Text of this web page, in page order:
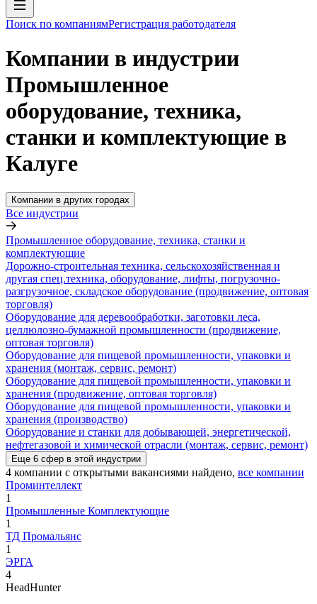
Поиск по компаниямРегистрация работодателя
Компании в индустрии
Промышленное
оборудование, техника,
станки и комплектующие в
Калуге
Компании в других городах
Все индустрии
Промышленное оборудование, техника, станки и
комплектующие
Дорожно-строительная техника, сельскохозяйственная и
другая спец.техника, оборудование, лифты, погрузочно-
разгрузочное, складское оборудование (продвижение, оптовая
торговля)
Оборудование для деревообработки, заготовки леса,
целлюлозно-бумажной промышленности (продвижение,
оптовая торговля)
Оборудование для пищевой промышленности, упаковки и
хранения (монтаж, сервис, ремонт)
Оборудование для пищевой промышленности, упаковки и
хранения (продвижение, оптовая торговля)
Оборудование для пищевой промышленности, упаковки и
хранения (производство)
Оборудование и станки для добывающей, энергетической,
нефтегазовой и химической отрасли (монтаж, сервис, ремонт)
Еще 6 сфер в этой индустрии
4 компании с открытыми вакансиями найдено, все компании
Проминтеллект
1
Промышленные Комплектующие
1
ТД Промальянс
1
ЭРГА
4
HeadHunter